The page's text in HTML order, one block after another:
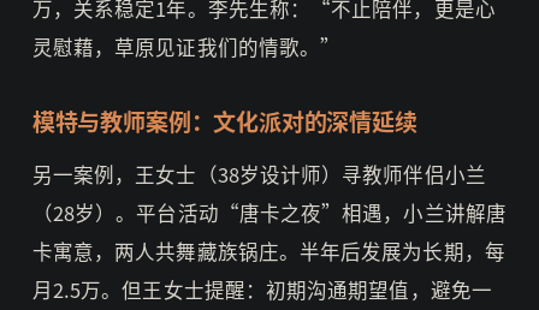
万，关系稳定1年。李先生称：“不止陪伴，更是心
灵慰藉，草原见证我们的情歌。”
模特与教师案例：文化派对的深情延续
另一案例，王女士（38岁设计师）寻教师伴侣小兰
（28岁）。平台活动“唐卡之夜”相遇，小兰讲解唐
卡寓意，两人共舞藏族锅庄。半年后发展为长期，每
月2.5万。但王女士提醒：初期沟通期望值，避免一